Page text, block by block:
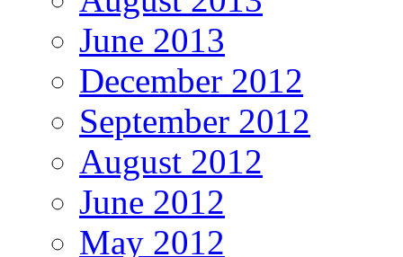
June 2013
December 2012
September 2012
August 2012
June 2012
May 2012